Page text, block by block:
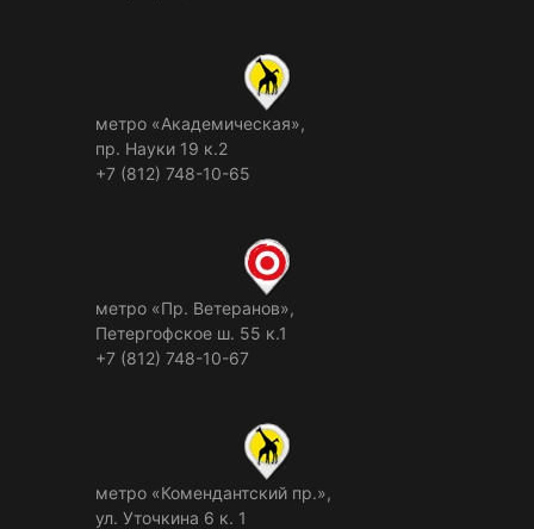
метро «Академическая»,
пр. Науки 19 к.2
+7 (812) 748-10-65
метро «Пр. Ветеранов»,
Петергофское ш. 55 к.1
+7 (812) 748-10-67
метро «Комендантский пр.»,
ул. Уточкина 6 к. 1